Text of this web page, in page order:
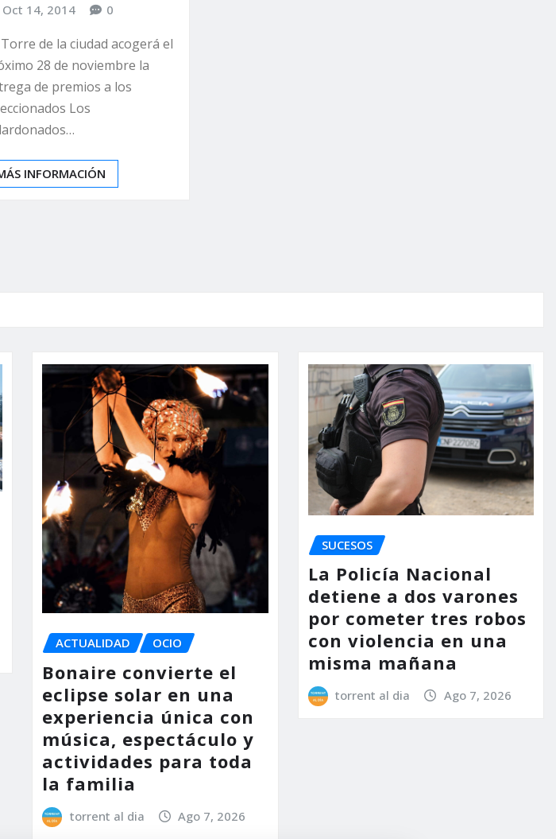
Oct 14, 2014
0
de la ciudad acogerá el
28 de noviembre la
de premios a los
Los
INFORMACIÓN
ACTUALIDAD OCIO
Bonaire convierte el
eclipse solar en una
experiencia única con
música, espectáculo y
actividades para toda
la familia
torrent al dia Ago 7, 2026
SUCESOS
La Policía Nacional
detiene a dos varones
por cometer tres robos
con violencia en una
misma mañana
torrent al dia Ago 7, 2026